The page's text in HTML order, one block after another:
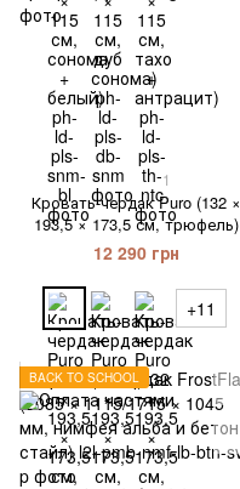
1
Кровать-чердак Puro (132 ×
193,5 × 173,5 см, трюфель)
12 290 грн
+11
BACK TO SCHOOL